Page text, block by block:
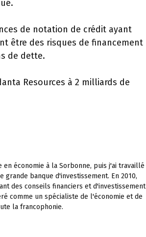
de notation de crédit ayant
être des risques de financement
de dette.
Resources à 2 milliards de
en économie à la Sorbonne, puis j'ai travaillé
grande banque d'investissement. En 2010,
des conseils financiers et d'investissement
comme un spécialiste de l'économie et de
la francophonie.